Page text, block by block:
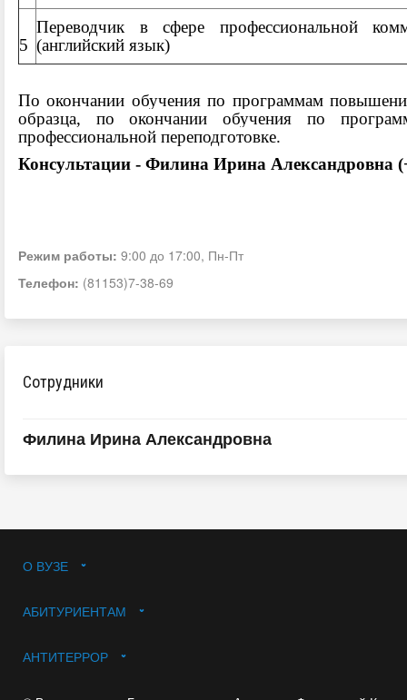
5
Переводчик в сфере профессиональной
(английский язык)
По окончании обучения по программам
образца, по окончании обучения по
профессиональной переподготовке.
Консультации - Филина Ирина Александровна
Режим работы: 9:00 до 17:00, Пн-Пт
Телефон: (81153)7-38-69
Сотрудники
Филина Ирина Александровна
О ВУЗЕ
АБИТУРИЕНТАМ
АНТИТЕРРОР